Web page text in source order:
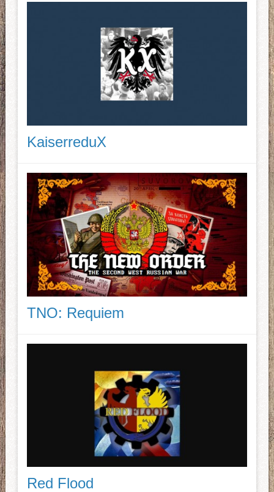
KaiserreduX
TNO: Requiem
Red Flood